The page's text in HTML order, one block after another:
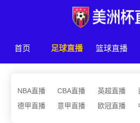
首页 足球直播 篮球直播
NBA直播 CBA直播 英超直播
德甲直播
意甲直播 欧冠直播